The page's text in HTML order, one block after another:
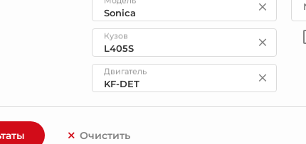
Кузов
Двигатель
Очистить